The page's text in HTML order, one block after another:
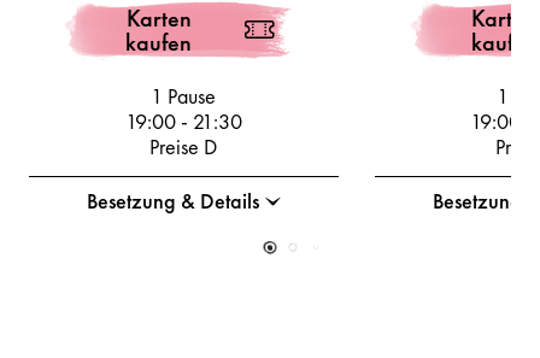
Karten
kaufen
1 Pause
19:00- 21:30
Preise D
Besetzung & Details
Karten
kaufen
1
19:00
Besetzung